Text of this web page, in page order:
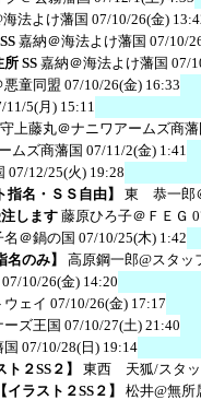
法よけ藩国 07/10/26(金)
嘉納＠海法よけ藩国 07/10/
SS嘉納＠海法よけ藩国 07/
悪童同盟 07/10/26(金) 16:33
11/5(月) 15:11
守上藤丸＠ナニワアームズ商
ムズ商藩国 07/11/2(金) 1:41
07/12/25(火) 19:28
名・ＳＳ自由】
東 恭一郎
します 藤原ひろ子＠ＦＥＧ
＠鍋の国 07/10/25(木) 1:42
のみ】
高原鋼一郎@スタッ
07/10/26(金) 14:20
ェイ 07/10/26(金) 17:17
ーズ王国 07/10/27(土) 21:40
国 07/10/28(日) 19:14
２SS２】
東西 天狐/スタ
ラスト２SS２】
松井@無所